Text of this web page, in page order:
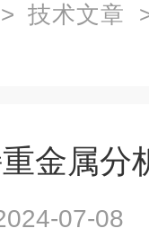
> 技术文章
金属分
2024-07-